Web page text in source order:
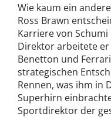
Wie kaum ein
Ross Brawn
Karriere von
Direktor arbeitete
Benetton und
strategischen
Rennen, was ihm in
Superhirn
Sportdirektor der